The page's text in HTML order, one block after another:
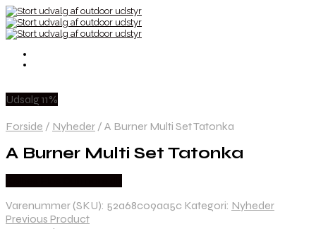
Udsalg 11%
Forside / Nyheder / A Burner Multi Set Tatonka
A Burner Multi Set Tatonka
Varenummer (SKU): 52a68c09aa5c Kategori: Nyheder
Previous Product